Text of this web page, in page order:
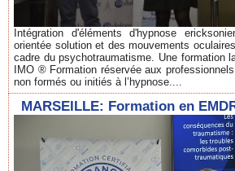
Intégration d'éléments d'hypnose
orientée solution et des mouvements
cadre du psychotraumatisme. Une formation
IMO ® Formation réservée aux
non formés ou initiés à l’hypnose....
MARSEILLE: Formation en